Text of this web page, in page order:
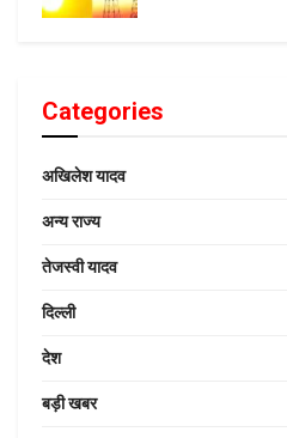
Categories
अखिलेश यादव
अन्य राज्य
तेजस्वी यादव
दिल्ली
देश
बड़ी खबर